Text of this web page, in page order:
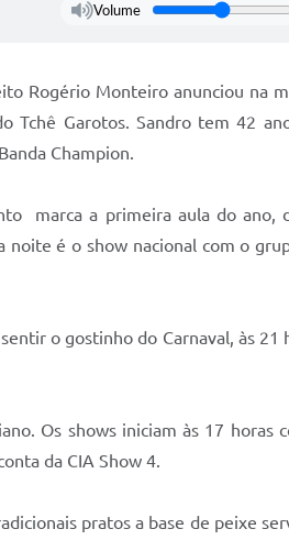
Volume
Rogério Monteiro anunciou na
Tchê Garotos. Sandro tem 42
Champion.
marca a primeira aula do ano,
noite é o show nacional com o
o gostinho do Carnaval, às 21
Os shows iniciam às 17 horas
da CIA Show 4.
pratos a base de peixe